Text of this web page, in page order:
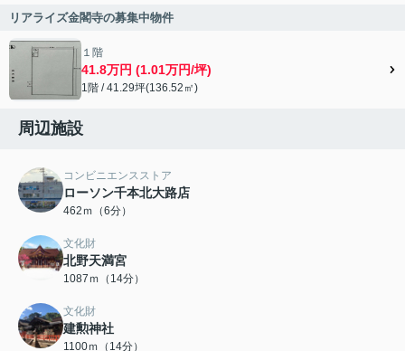
リアライズ金閣寺の募集中物件
１階
41.8万円 (1.01万円/坪)
1階 / 41.29坪(136.52㎡)
周辺施設
コンビニエンスストア
ローソン千本北大路店
462ｍ（6分）
文化財
北野天満宮
1087ｍ（14分）
文化財
建勲神社
1100ｍ（14分）